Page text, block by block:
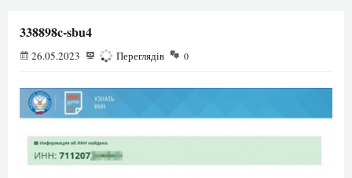
338898c-sbu4
26.05.2023 116 Переглядів 0